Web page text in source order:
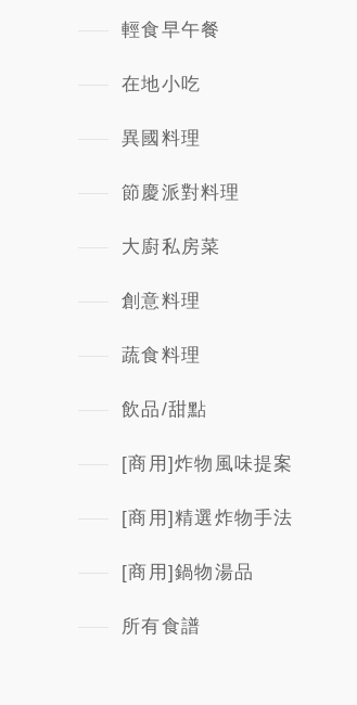
輕食早午餐
在地小吃
異國料理
節慶派對料理
大廚私房菜
創意料理
蔬食料理
飲品/甜點
[商用]炸物風味提案
[商用]精選炸物手法
[商用]鍋物湯品
所有食譜